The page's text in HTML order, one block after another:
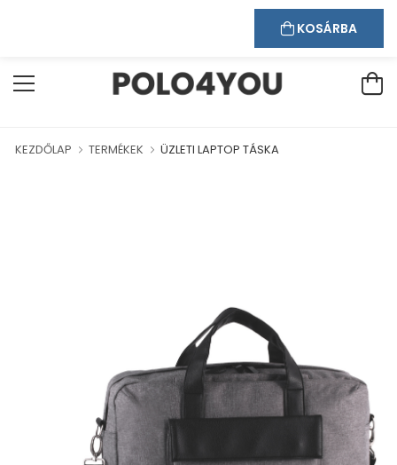
ÜDVÖZÖLJÜK WEBÁRUHÁZUNKBAN!
Bejelentkezés Regisztráció
KEZDŐLAP TERMÉKEK ÜZLETI LAPTOP TÁSKA
KOSÁRBA